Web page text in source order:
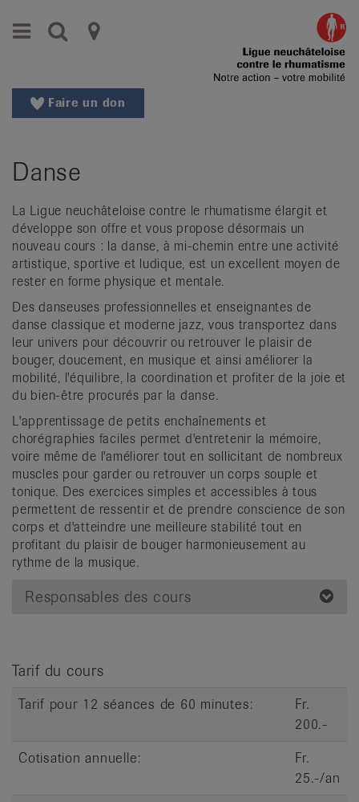
vers
au
Aller
Changer
région
Changer
de
langue:
de
Faire un don
Danse
La Ligue neuchâteloise contre le rhumatisme élargit et
développe son offre et vous propose désormais un
nouveau cours : la danse, à mi-chemin entre une activité
artistique, sportive et ludique, est un excellent moyen de
rester en forme physique et mentale.
Des danseuses professionnelles et enseignantes de
danse classique et moderne jazz, vous transportez dans
leur univers pour découvrir ou retrouver le plaisir de
bouger, doucement, en musique et ainsi améliorer la
mobilité, l'équilibre, la coordination et profiter de la joie et
du bien-être procurés par la danse.
L'apprentissage de petits enchaînements et
chorégraphies faciles permet d'entretenir la mémoire,
voire même de l'améliorer tout en sollicitant de nombreux
muscles pour garder ou retrouver un corps souple et
tonique. Des exercices simples et accessibles à tous
permettent de ressentir et de prendre conscience de son
corps et d'atteindre une meilleure stabilité tout en
profitant du plaisir de bouger harmonieusement au
rythme de la musique.
Responsables des cours
Tarif du cours
Tarif pour 12 séances de 60 minutes:
Fr.
200.-
Cotisation annuelle:
Fr.
25.-/an
Menu Recherche
Ligues
contre
le
Organisations
nationales
de
patients